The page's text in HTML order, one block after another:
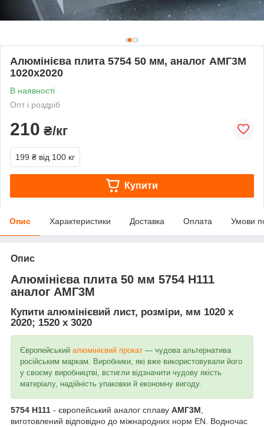
Алюмінієва плита 5754 50 мм, аналог АМГ3М
1020х2020
В наявності
Опт і роздріб
210 ₴/кг
199 ₴ від 100 кг
Купити
Опис Характеристики Доставка Оплата Умови
Опис
Алюмінієва плита 50 мм 5754 Н111
аналог АМГ3М
Купити алюмінієвий лист, розміри, мм 1020 х
2020; 1520 х 3020
Європейський алюмінієвий прокат — чудова альтернатива
російським маркам. Виробники, які вже використовували його
у своєму виробництві, встигли відзначити чудову якість
матеріалу, надійність упаковки й економну вигоду.
5754 Н111 - європейський аналог сплаву АМГ3М,
виготовлений відповідно до міжнародних норм EN. Водночас